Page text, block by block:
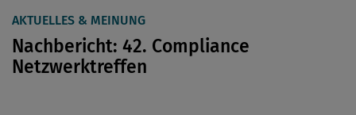
AKTUELLES & MEINUNG
Nachbericht: 42. Compliance
Netzwerktreffen